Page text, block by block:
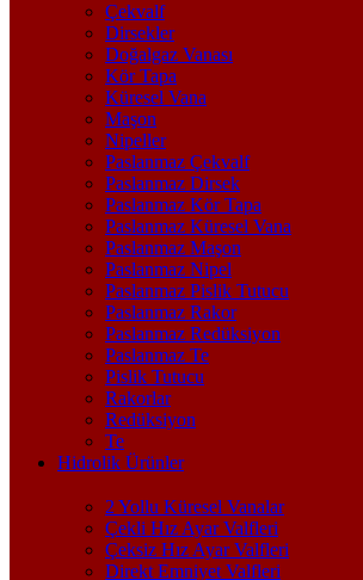
Çekvalf
Dirsekler
Doğalgaz Vanası
Kör Tapa
Küresel Vana
Maşon
Nipeller
Paslanmaz Çekvalf
Paslanmaz Dirsek
Paslanmaz Kör Tapa
Paslanmaz Küresel Vana
Paslanmaz Maşon
Paslanmaz Nipel
Paslanmaz Pislik Tutucu
Paslanmaz Rakor
Paslanmaz Redüksiyon
Paslanmaz Te
Pislik Tutucu
Rakorlar
Redüksiyon
Te
Hidrolik Ürünler
2 Yollu Küresel Vanalar
Çekli Hız Ayar Valfleri
Çeksiz Hız Ayar Valfleri
Direkt Emniyet Valfleri